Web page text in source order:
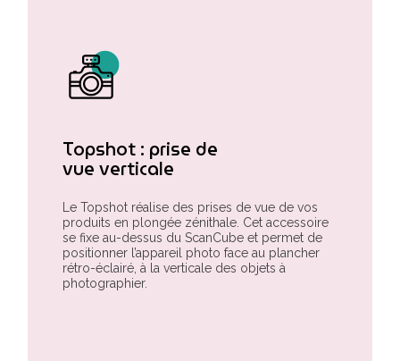
Topshot : prise de
vue verticale
Le Topshot réalise des prises de vue de vos
produits en plongée zénithale. Cet accessoire
se fixe au-dessus du ScanCube et permet de
positionner l’appareil photo face au plancher
rétro-éclairé, à la verticale des objets à
photographier.